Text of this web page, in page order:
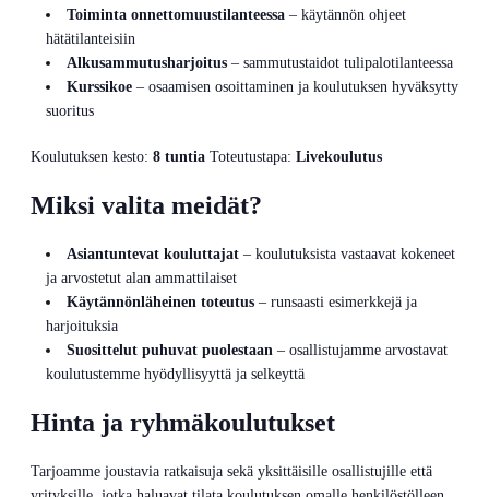
Toiminta onnettomuustilanteessa – käytännön ohjeet
hätätilanteisiin
Alkusammutusharjoitus – sammutustaidot tulipalotilanteessa
Kurssikoe – osaamisen osoittaminen ja koulutuksen hyväksytty
suoritus
Koulutuksen kesto: 8 tuntia Toteutustapa: Livekoulutus
Miksi valita meidät?
Asiantuntevat kouluttajat – koulutuksista vastaavat kokeneet
ja arvostetut alan ammattilaiset
Käytännönläheinen toteutus – runsaasti esimerkkejä ja
harjoituksia
Suosittelut puhuvat puolestaan – osallistujamme arvostavat
koulutustemme hyödyllisyyttä ja selkeyttä
Hinta ja ryhmäkoulutukset
Tarjoamme joustavia ratkaisuja sekä yksittäisille osallistujille että